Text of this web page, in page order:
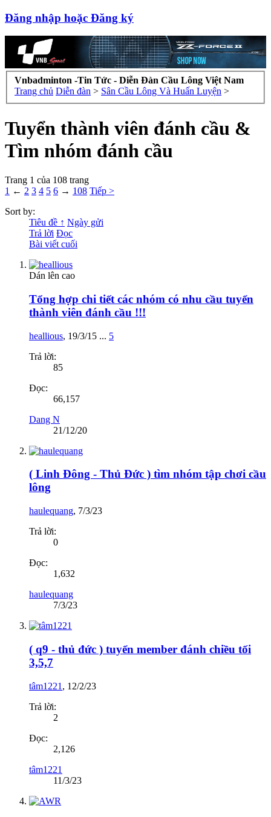
Đăng nhập hoặc Đăng ký
Vnbadminton -Tin Tức - Diễn Đàn Cầu Lông Việt Nam
Trang chủ Diễn đàn > Sân Cầu Lông Và Huấn Luyện >
Tuyển thành viên đánh cầu &
Tìm nhóm đánh cầu
Trang 1 của 108 trang
1 ← 2 3 4 5 6 → 108 Tiếp >
Sort by:
Tiêu đề ↑ Ngày gửi
Trả lời Đọc
Bài viết cuối
Dán lên cao
Tổng hợp chi tiết các nhóm có nhu cầu tuyển
thành viên đánh cầu !!!
heallious, 19/3/15 ... 5
Trả lời:
85
Đọc:
66,157
Dang N
21/12/20
( Linh Đông - Thủ Đức ) tìm nhóm tập chơi cầu
lông
haulequang, 7/3/23
Trả lời:
0
Đọc:
1,632
haulequang
7/3/23
( q9 - thủ đức ) tuyển member đánh chiều tối
3,5,7
tâm1221 , 12/2/23
Trả lời:
2
Đọc:
2,126
tâm1221
11/3/23